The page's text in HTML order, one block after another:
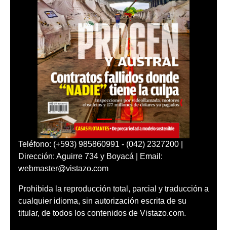
Teléfono: (+593) 985860991 - (042) 2327200 |
Dirección: Aguirre 734 y Boyacá | Email:
webmaster@vistazo.com
Prohibida la reproducción total, parcial y traducción a
cualquier idioma, sin autorización escrita de su
titular, de todos los contenidos de Vistazo.com.